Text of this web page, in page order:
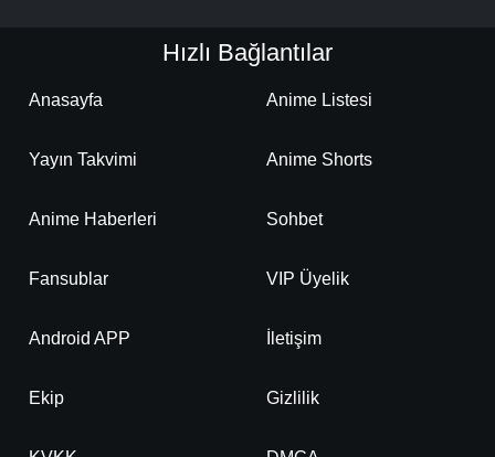
Hızlı Bağlantılar
Anasayfa Anime Listesi
Yayın Takvimi Anime Shorts
Anime Haberleri Sohbet
Fansublar VIP Üyelik
Android APP İletişim
Ekip Gizlilik